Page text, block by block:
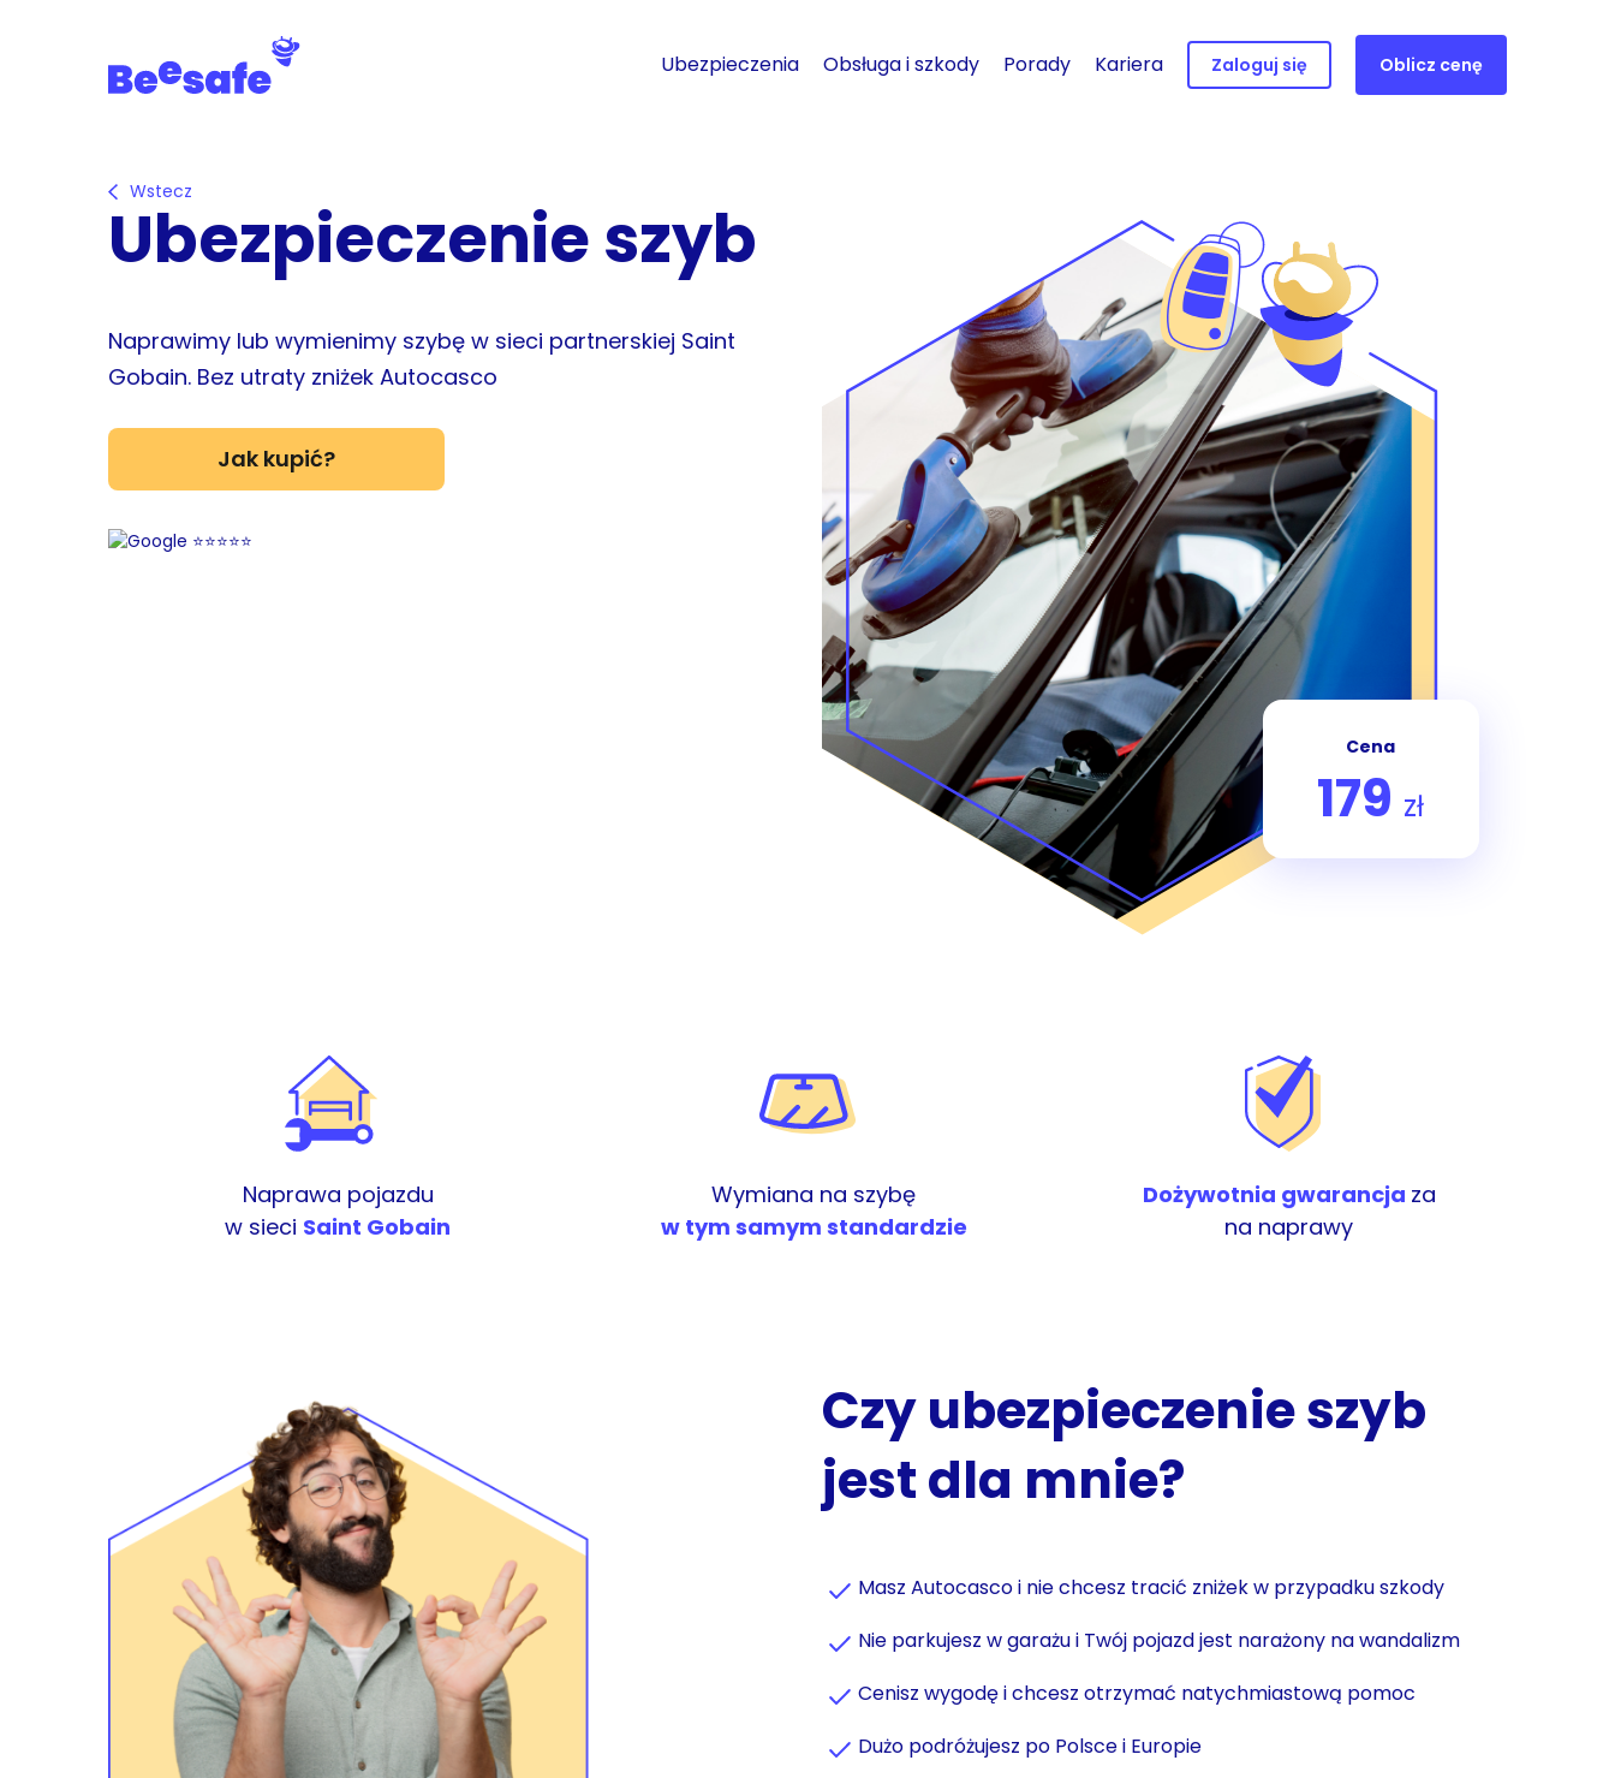
Ubezpieczenia Obsługa i szkody Porady Kariera Zaloguj się Oblicz cenę
Wstecz
Ubezpieczenie szyb
Naprawimy lub wymienimy szybę w sieci partnerskiej Saint
Gobain. Bez utraty zniżek Autocasco
Jak kupić?
Cena
179 zł
Naprawa pojazdu
w sieci Saint Gobain
Wymiana na szybę
w tym samym standardzie
Dożywotnia gwarancja za
na naprawy
Czy ubezpieczenie szyb
jest dla mnie?
Masz Autocasco i nie chcesz tracić zniżek w przypadku szkody
Nie parkujesz w garażu i Twój pojazd jest narażony na wandalizm
Cenisz wygodę i chcesz otrzymać natychmiastową pomoc
Dużo podróżujesz po Polsce i Europie